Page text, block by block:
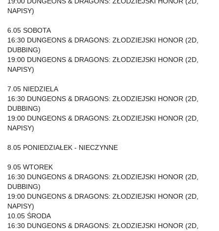
NAPISY)
6.05 SOBOTA
16:30 DUNGEONS & DRAGONS: ZŁODZIEJSKI HONOR (2D,
DUBBING)
19:00 DUNGEONS & DRAGONS: ZŁODZIEJSKI HONOR (2D,
NAPISY)
7.05 NIEDZIELA
16:30 DUNGEONS & DRAGONS: ZŁODZIEJSKI HONOR (2D,
DUBBING)
19:00 DUNGEONS & DRAGONS: ZŁODZIEJSKI HONOR (2D,
NAPISY)
8.05 PONIEDZIAŁEK - NIECZYNNE
9.05 WTOREK
16:30 DUNGEONS & DRAGONS: ZŁODZIEJSKI HONOR (2D,
DUBBING)
19:00 DUNGEONS & DRAGONS: ZŁODZIEJSKI HONOR (2D,
NAPISY)
10.05 ŚRODA
16:30 DUNGEONS & DRAGONS: ZŁODZIEJSKI HONOR (2D,